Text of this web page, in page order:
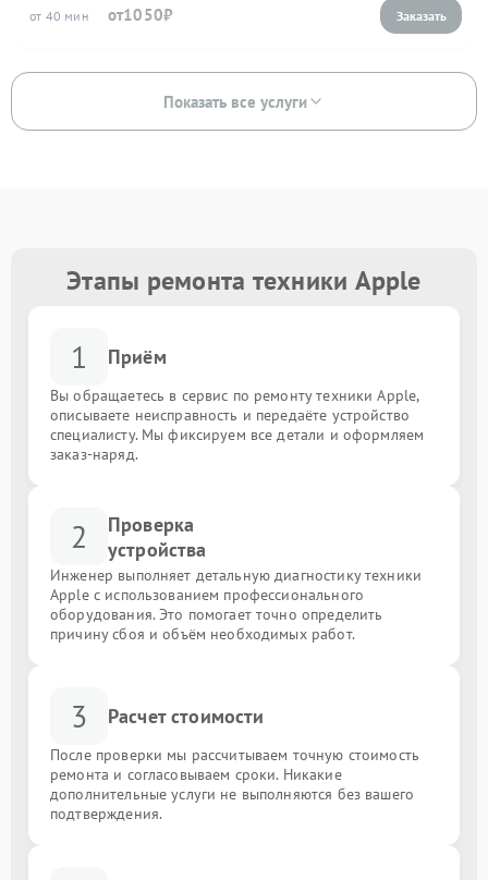
40
1050
Показать все услуги
Этапы ремонта техники Apple
1 Приём
Вы обращаетесь в сервис по ремонту техники Apple,
описываете неисправность и передаёте устройство
специалисту. Мы фиксируем все детали и оформляем
заказ-наряд.
2
Проверка
устройства
Инженер выполняет детальную диагностику техники
Apple с использованием профессионального
оборудования. Это помогает точно определить
причину сбоя и объём необходимых работ.
3 Расчет стоимости
После проверки мы рассчитываем точную стоимость
ремонта и согласовываем сроки. Никакие
дополнительные услуги не выполняются без вашего
подтверждения.